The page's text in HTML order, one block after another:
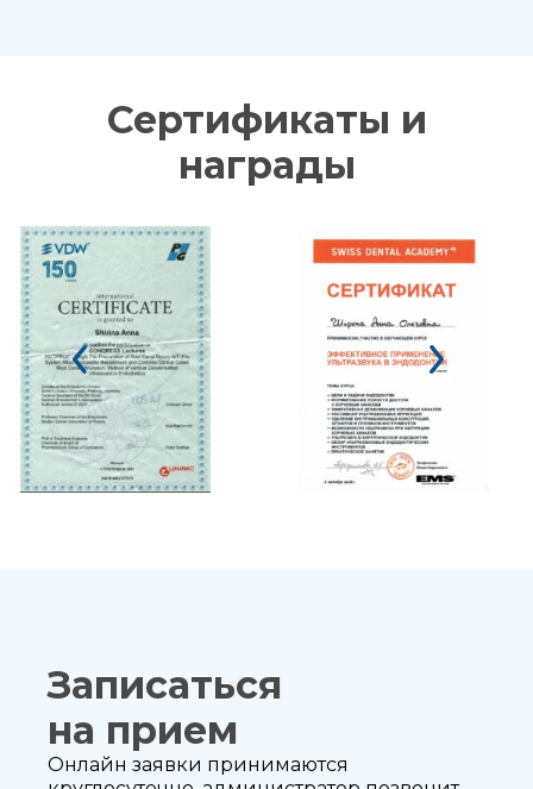
Сертификаты и
награды
Записаться
на прием
Онлайн заявки принимаются